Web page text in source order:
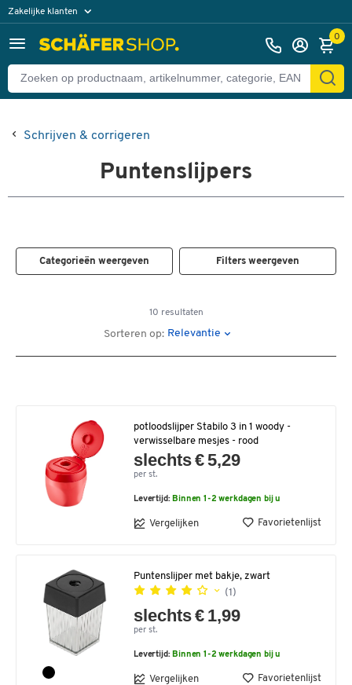
Zakelijke klanten
Particuliere klanten 0
Schrijven & corrigeren
Puntenslijpers
Categorieën weergeven Filters weergeven
10 resultaten
Sorteren op: Relevantie
potloodslijper Stabilo 3 in 1 woody -
verwisselbare mesjes - rood
slechts € 5,29
per st.
Levertijd: Binnen 1-2 werkdagen bij u
Vergelijken Favorietenlijst
Puntenslijper met bakje, zwart
(1)
slechts € 1,99
per st.
Levertijd: Binnen 1-2 werkdagen bij u
Vergelijken Favorietenlijst